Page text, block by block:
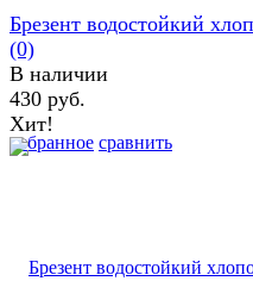
избранное сравнить
Брезент водостойкий
(0)
В наличии
430 руб.
Хит!